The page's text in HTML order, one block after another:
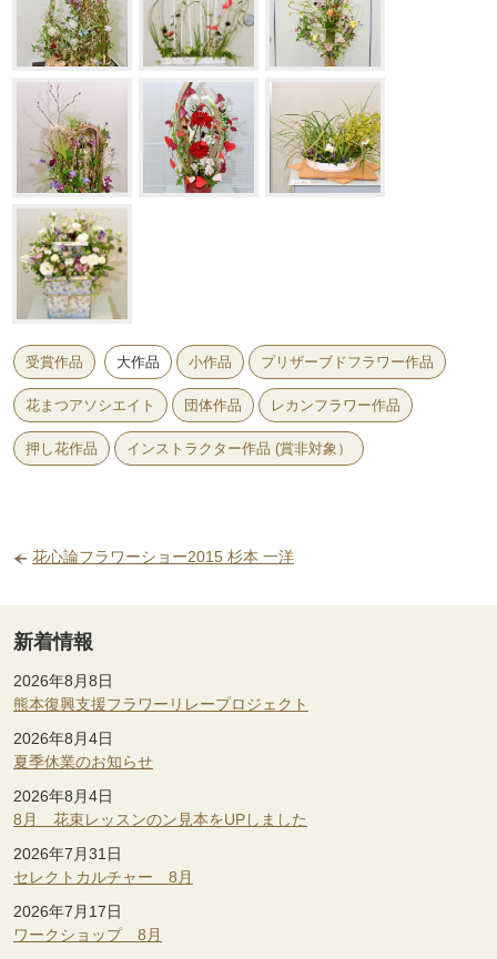
受賞作品 大作品 小作品 プリザーブドフラワー作品
花まつアソシエイト 団体作品 レカンフラワー作品
押し花作品 インストラクター作品 (賞非対象）
花心論フラワーショー2015 杉本 一洋
新着情報
2026年8月8日
熊本復興支援フラワーリレープロジェクト
2026年8月4日
夏季休業のお知らせ
2026年8月4日
8月 花束レッスンのン見本をUPしました
2026年7月31日
セレクトカルチャー 8月
2026年7月17日
ワークショップ 8月